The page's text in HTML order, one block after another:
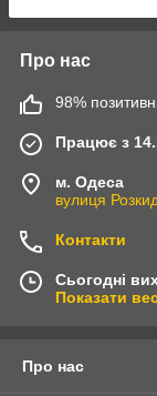
Про нас
98%
Працює з
м. Одеса
вулиця
Контакти
Сьогодні
Показати
Про нас